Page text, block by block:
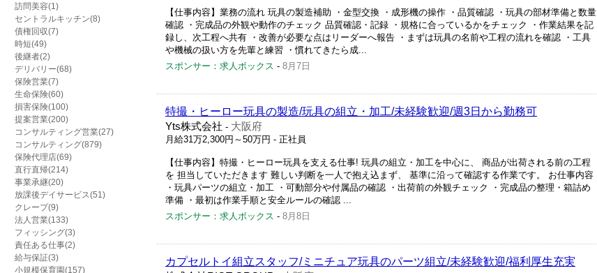
訪問美容(1)
セントラルキッチン(8)
債権回収(7)
時短(49)
後継者(2)
デリバリー(68)
保険営業(7)
生命保険(60)
損害保険(100)
提案営業(200)
コンサルティング営業(27)
コンサルティング(879)
保険代理店(69)
直行直帰(214)
事業承継(20)
放課後デイサービス(51)
クレープ(9)
法人営業(133)
フィッシング(3)
責任ある仕事(2)
給与保証(3)
小規模保育園(157)
【仕事内容】業務の流れ 玩具の製造補助 ・金型交換 ・成形機の操作 ・品質確認 ・玩具の部材準備と数量
確認 ・完成品の外観や動作のチェック 品質確認・記録 ・規格に合っているかをチェック ・作業結果を記
録し、次工程へ共有 ・改善が必要な点はリーダーへ報告 ・まずは玩具の名前や工程の流れを確認 ・工具
や機械の扱い方を先輩と練習 ・慣れてきたら成...
スポンサー：求人ボックス - 8月7日
特撮・ヒーロー玩具の製造/玩具の組立・加工/未経験歓迎/週3日から勤務可
Yts株式会社 - 大阪府
月給31万2,300円～50万円 - 正社員
【仕事内容】特撮・ヒーロー玩具を支える仕事! 玩具の組立・加工を中心に、 商品が出荷される前の工程
を 担当していただきます 難しい判断を一人で抱え込まず、 基準に沿って確認する作業です。 お仕事内容
・玩具パーツの組立・加工 ・可動部分や付属品の確認 ・出荷前の外観チェック ・完成品の整理・箱詰め
準備 ・最初は作業手順と安全ルールの確認 ...
スポンサー：求人ボックス - 8月8日
カプセルトイ組立スタッフ/ミニチュア玩具のパーツ組立/未経験歓迎/福利厚生充実